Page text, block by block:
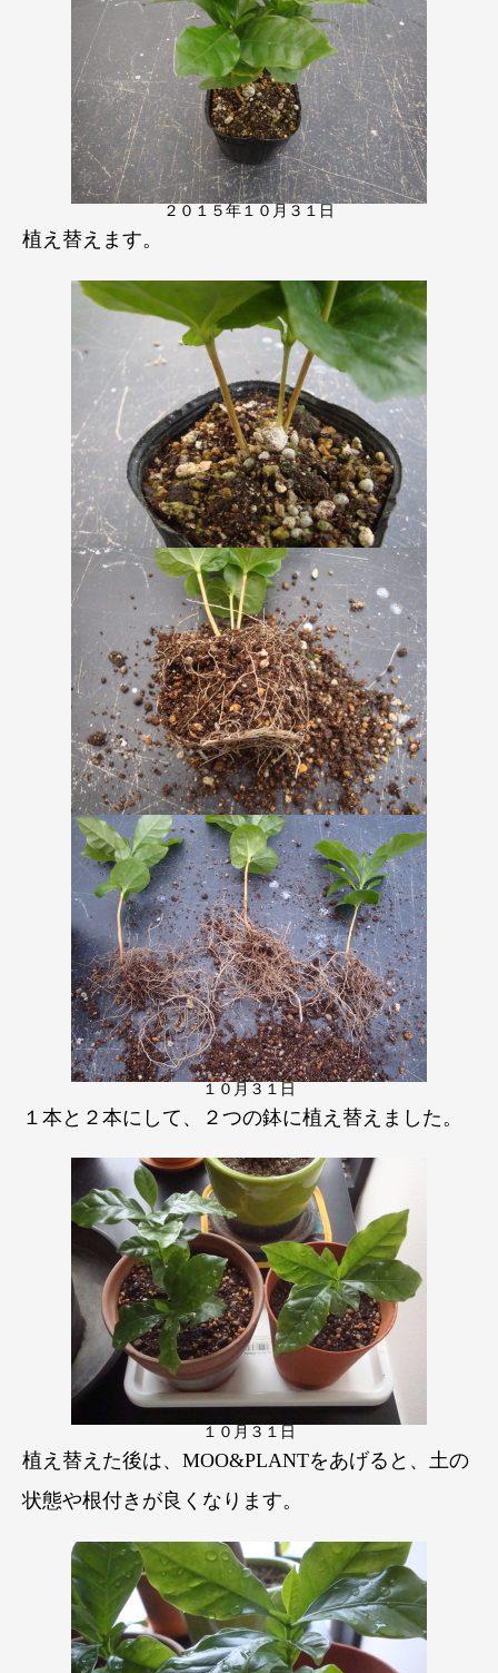
２０１５年１０月３１日
植え替えます。
１０月３１日
１本と２本にして、２つの鉢に植え替えました。
１０月３１日
植え替えた後は、MOO&PLANTをあげると、土の
状態や根付きが良くなります。